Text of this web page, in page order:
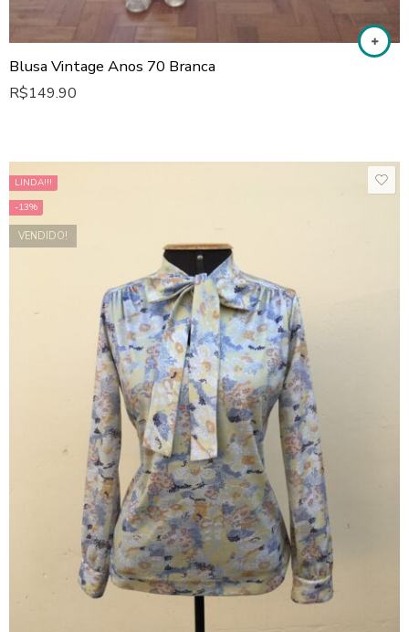
Blusa Vintage Anos 70 Branca
R$149.90
LINDA!!!
-13%
VENDIDO!